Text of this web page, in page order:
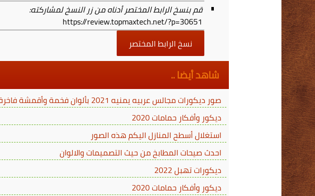
قم بنسخ الرابط المختصر أدناه من زر النسخ لمشاركته:
https://review.topmaxtech.net/?p=30651
نسخ الرابط المختصر
شاهد أيضا ..
صور ديكورات مجالس عربيه يمنيه 2021 بألوان فخمة وأقمشة فاخرة من العمودي للمفروشات
ديكور وأفكار حمامات 2020
استغلال أسطح المنازل اليكم هذه الصور
احدث صيحات المطابخ من حيث التصميمات والالوان
ديكورات تهبل 2022
ديكور وأفكار حمامات 2020